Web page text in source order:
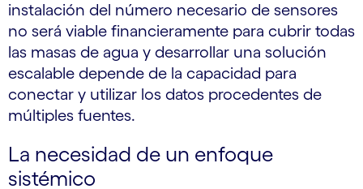
instalación del número necesario de sensores
no será viable financieramente para cubrir todas
las masas de agua y desarrollar una solución
escalable depende de la capacidad para
conectar y utilizar los datos procedentes de
múltiples fuentes.
La necesidad de un enfoque
sistémico